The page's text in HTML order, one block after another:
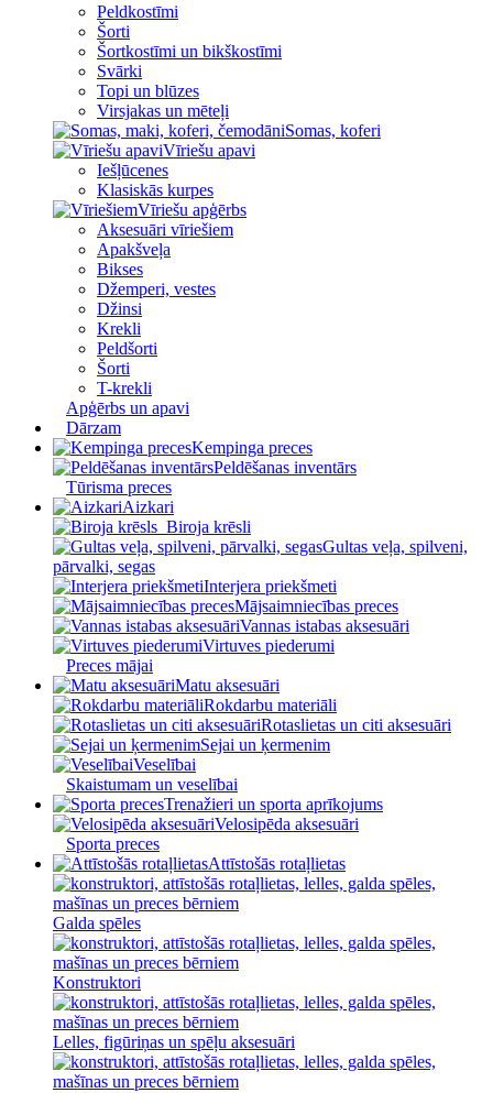
Peldkostīmi
Šorti
Šortkostīmi un bikškostīmi
Svārki
Topi un blūzes
Virsjakas un mēteļi
Somas, koferi
Vīriešu apavi
Iešļūcenes
Klasiskās kurpes
Vīriešu apģērbs
Aksesuāri vīriešiem
Apakšveļa
Bikses
Džemperi, vestes
Džinsi
Krekli
Peldšorti
Šorti
T-krekli
Apģērbs un apavi
Dārzam
Kempinga preces
Peldēšanas inventārs
Tūrisma preces
Aizkari
Biroja krēsli
Gultas veļa, spilveni,
pārvalki, segas
Interjera priekšmeti
Mājsaimniecības preces
Vannas istabas aksesuāri
Virtuves piederumi
Preces mājai
Matu aksesuāri
Rokdarbu materiāli
Rotaslietas un citi aksesuāri
Sejai un ķermenim
Veselībai
Skaistumam un veselībai
Trenažieri un sporta aprīkojums
Velosipēda aksesuāri
Sporta preces
Attīstošās rotaļlietas
Galda spēles
Konstruktori
Lelles, figūriņas un spēļu aksesuāri